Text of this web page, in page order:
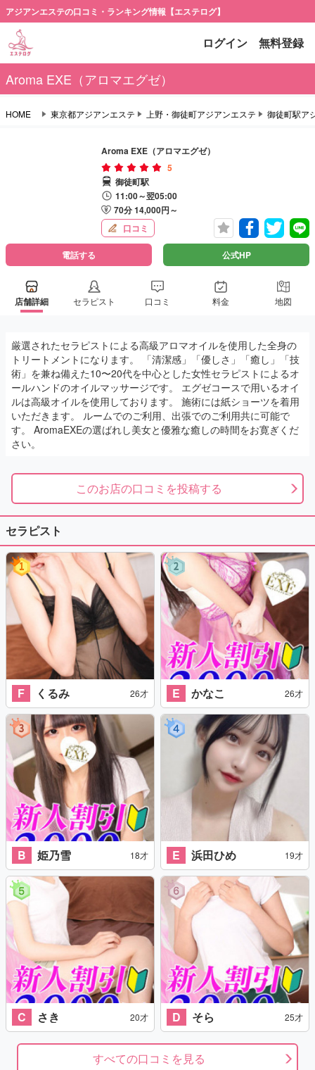
アジアンエステの口コミ・ランキング情報【エステログ】
ログイン 無料登録
Aroma EXE（アロマエグゼ）
HOME 東京都アジアンエステ 上野・御徒町アジアンエステ 御徒町駅ア
Aroma EXE（アロマエグゼ）
5
御徒町駅
11:00～翌05:00
70分 14,000円～
口コミ
電話する 公式HP
店舗詳細 セラピスト 口コミ 料金 地図
厳選されたセラピストによる高級アロマオイルを使用した全身の
トリートメントになります。 「清潔感」「優しさ」「癒し」「技
術」を兼ね備えた10〜20代を中心とした女性セラピストによるオ
ールハンドのオイルマッサージです。 エグゼコースで用いるオイ
ルは高級オイルを使用しております。 施術には紙ショーツを着用
いただきます。 ルームでのご利用、出張でのご利用共に可能で
す。 AromaEXEの選ばれし美女と優雅な癒しの時間をお寛ぎくだ
さい。
このお店の口コミを投稿する
セラピスト
F くるみ 26才 E かなこ 26才
B 姫乃雪 18才 E 浜田ひめ 19才
C さき 20才 D そら 25才
すべての口コミを見る